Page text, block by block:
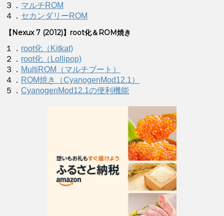
３． マルチROM
４． セカンダリーROM
【Nexux 7 (2012)】root化＆ROM焼き
１． root化（Kitkat)
２． root化（Lollipop)
３． MultiROM（マルチブート）
４． ROM焼き（CyanogenMod12.1）
５． CyanogenMod12.1の便利機能